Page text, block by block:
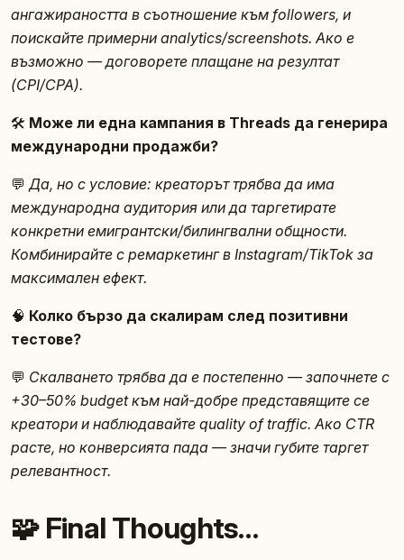
ангажираността в съотношение към followers, и
поискайте примерни analytics/screenshots. Ако е
възможно — договорете плащане на резултат
(CPI/CPA).
🛠️ Може ли една кампания в Threads да генерира
международни продажби?
💬 Да, но с условие: креаторът трябва да има
международна аудитория или да таргетирате
конкретни емигрантски/билингвални общности.
Комбинирайте с ремаркетинг в Instagram/TikTok за
максимален ефект.
🧠 Колко бързо да скалирам след позитивни
тестове?
💬 Скалването трябва да е постепенно — започнете с
+30–50% budget към най-добре представящите се
креатори и наблюдавайте quality of traffic. Ако CTR
расте, но конверсията пада — значи губите таргет
релевантност.
🧩 Final Thoughts…